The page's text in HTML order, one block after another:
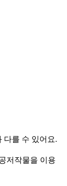
다를 수 있어요.
저작물을 이용